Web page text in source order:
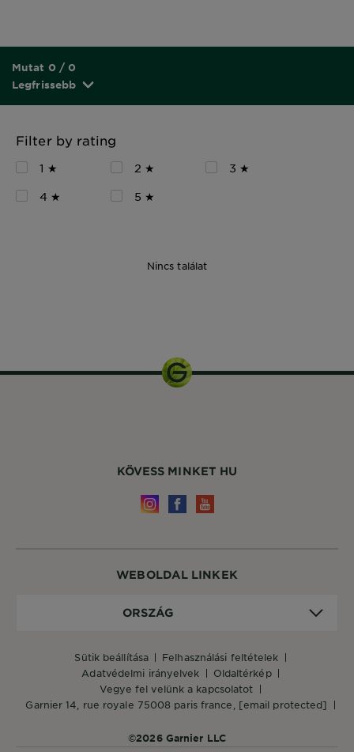
Mutat 0 / 0
Legfrissebb
Filter by rating
1 ★ 2 ★
3 ★
4 ★
5 ★
Nincs találat
WEBOLDAL LINKEK
sütik beállítása
felhasználási feltételek
adatvédelmi irányelvek
oldaltérkép
vegye fel velünk a kapcsolatot
garnier 14, rue royale 75008 paris france, [email protected]
ORSZÁG
©2026 Garnier LLC
KÖVESS MINKET HU